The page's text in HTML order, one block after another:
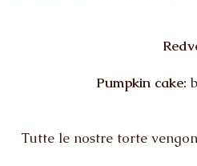
Pumpkin cake:
Tutte le nostre torte